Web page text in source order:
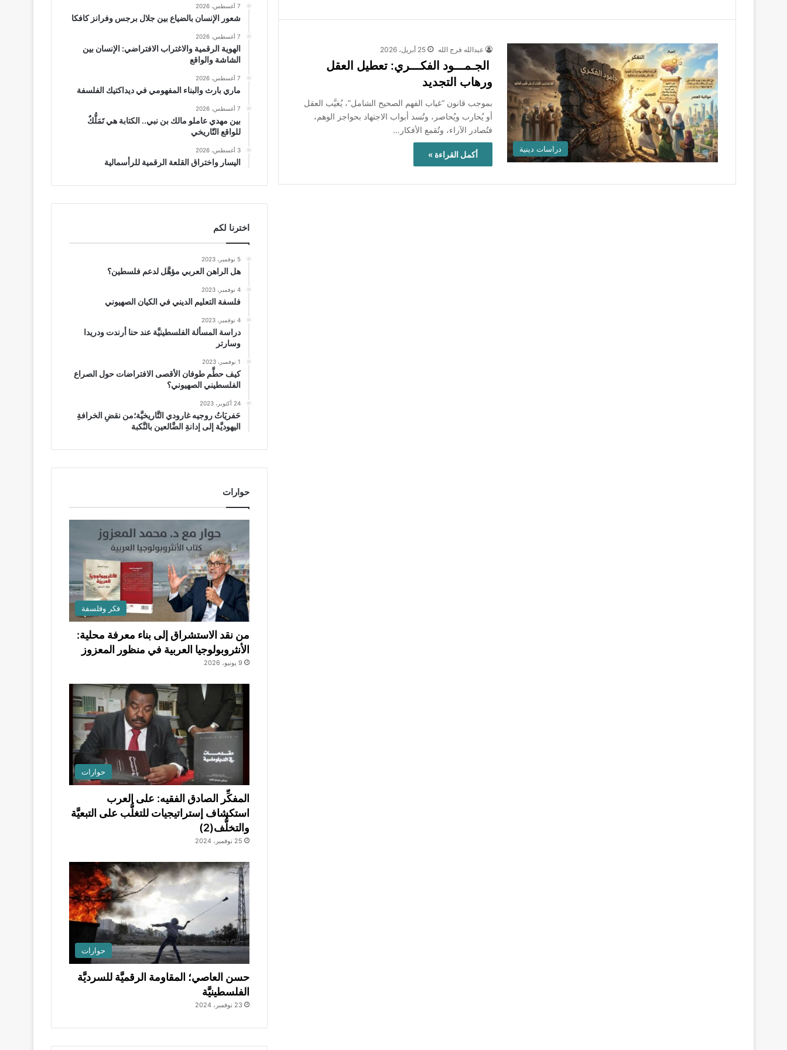
دراسات دينية
عبدالله فرج الله 25 أبريل، 2026
الجـمـــود الفكـــري: تعطيل العقل
ورهاب التجديد
بموجب قانون “غياب الفهم الصحيح الشامل”، يُغيَّب العقل
أو يُحارب ويُحاصر، وتُسد أبواب الاجتهاد بحواجز الوهم،
فتُصادر الآراء، وتُقمع الأفكار…
أكمل القراءة »
7 أغسطس، 2026
شعور الإنسان بالضياع بين جلال برجس وفرانز كافكا
7 أغسطس، 2026
الهوية الرقمية والاغتراب الافتراضي: الإنسان بين
الشاشة والواقع
7 أغسطس، 2026
ماري بارث والبناء المفهومي في ديداكتيك الفلسفة
7 أغسطس، 2026
بين مهدي عاملو مالك بن نبي.. الكتابة هي تَمَلُّكٌ
للواقع التّاريخي
3 أغسطس، 2026
اليسار واختراق القلعة الرقمية للرأسمالية
اخترنا لكم
5 نوفمبر، 2023
هل الراهن العربي مؤهَّل لدعم فلسطين؟
4 نوفمبر، 2023
فلسفة التعليم الديني في الكيان الصهيوني
4 نوفمبر، 2023
دراسة المسألة الفلسطينيَّة عند حنا أرندت ودريدا
وسارتر
1 نوفمبر، 2023
كيف حطَّم طوفان الأقصى الافتراضات حول الصراع
الفلسطيني الصهيوني؟
24 أكتوبر، 2023
حَفريَاتُ روجيه غارودي التَّاريخيَّة؛من نقضِ الخرافةِ
اليهوديَّة إلى إدانةِ الضَّالعين بالنَّكبة
حوارات
فكر وفلسفة
من نقد الاستشراق إلى بناء معرفة محلية:
الأنثروبولوجيا العربية في منظور المعزوز
9 يونيو، 2026
حوارات
المفكِّر الصادق الفقيه: على العرب
استكشاف إستراتيجيات للتغلُّب على التبعيَّة
والتخلُّف(2)
25 نوفمبر، 2024
حوارات
حسن العاصي؛ المقاومة الرقميَّة للسرديَّة
الفلسطينيَّة
23 نوفمبر، 2024